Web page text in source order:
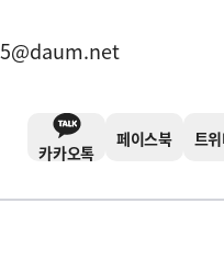
카카오톡
페이스북 트